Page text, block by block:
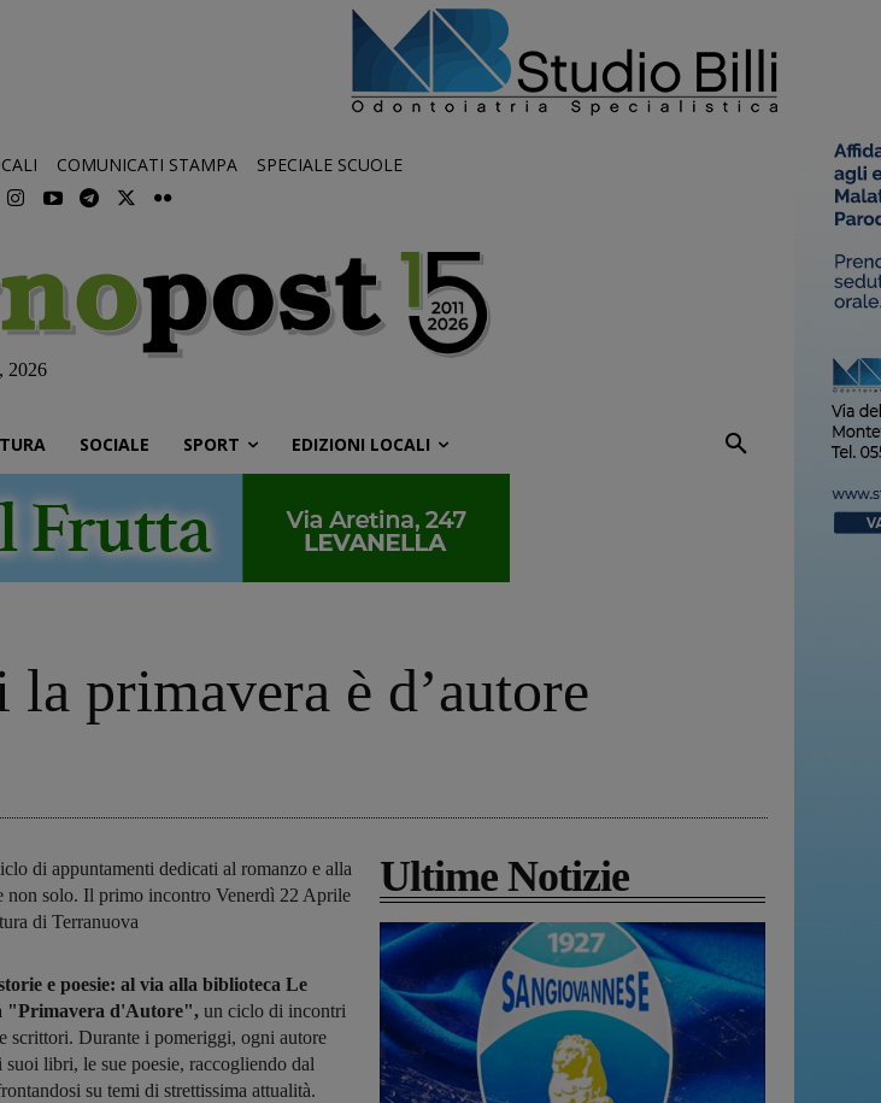
COMUNICATI STAMPA SPECIALE SCUOLE
2026
SOCIALE SPORT EDIZIONI LOCALI
primavera è d’autore
di appuntamenti dedicati al romanzo e alla
non solo. Il primo incontro Venerdì 22 Aprile
di Terranuova
e poesie: al via alla biblioteca Le
"Primavera d'Autore", un ciclo di incontri
scrittori. Durante i pomeriggi, ogni autore
suoi libri, le sue poesie, raccogliendo dal
su temi di strettissima attualità.
Ultime Notizie